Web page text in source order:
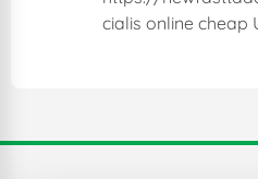
cialis online cheap